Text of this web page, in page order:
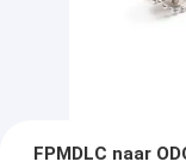
FPMDLC naar